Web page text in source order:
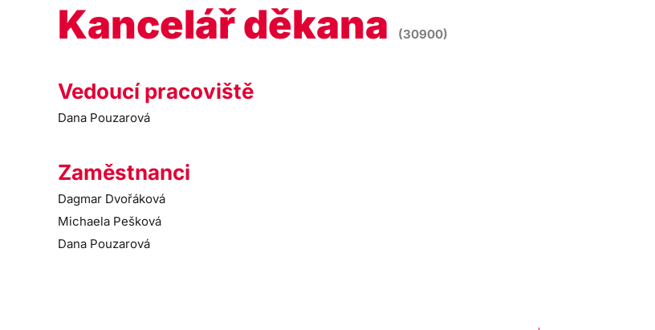
Kancelář děkana (30900)
Vedoucí pracoviště
Dana Pouzarová
Zaměstnanci
Dagmar Dvořáková
Michaela Pešková
Dana Pouzarová